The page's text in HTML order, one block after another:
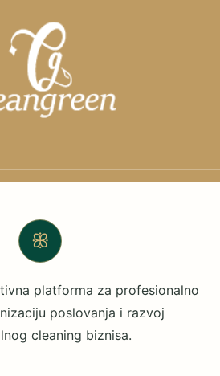
ꕥ
platforma za profesionalno
poslovanja i razvoj
cleaning biznisa.